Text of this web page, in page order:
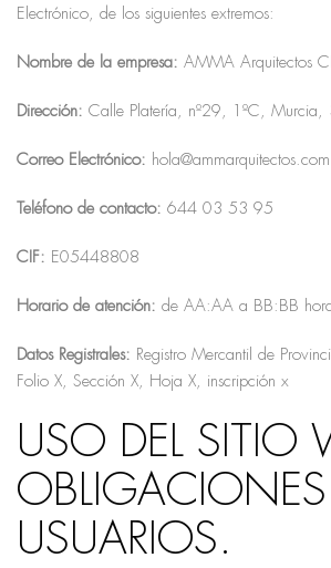
Electrónico, de los siguientes extremos:
Nombre de la empresa: AMMA Arquitectos
Dirección: Calle Platería, nº29, 1ºC,
Correo Electrónico: hola@ammarquitectos.com
Teléfono de contacto: 644 03 53 95
CIF: E05448808
Horario de atención: de AA:AA a BB:BB
Datos Registrales: Registro Mercantil de
Folio X, Sección X, Hoja X, inscripción x
USO DEL SITIO
USUARIOS.